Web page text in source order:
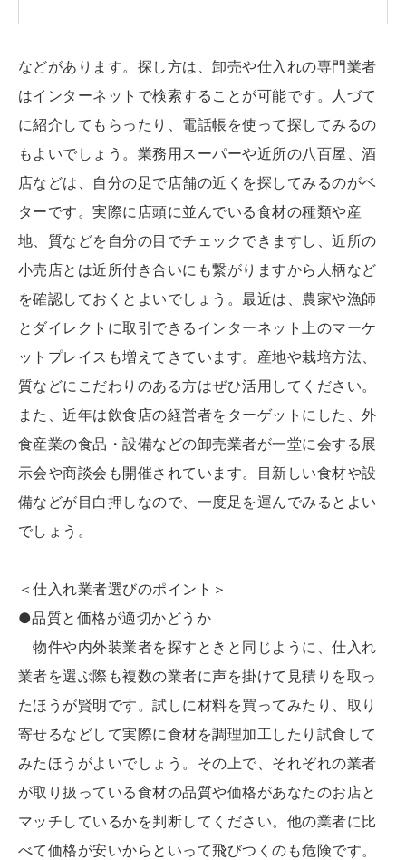
などがあります。探し方は、卸売や仕入れの専門業者
はインターネットで検索することが可能です。人づて
に紹介してもらったり、電話帳を使って探してみるの
もよいでしょう。業務用スーパーや近所の八百屋、酒
店などは、自分の足で店舗の近くを探してみるのがベ
ターです。実際に店頭に並んでいる食材の種類や産
地、質などを自分の目でチェックできますし、近所の
小売店とは近所付き合いにも繋がりますから人柄など
を確認しておくとよいでしょう。最近は、農家や漁師
とダイレクトに取引できるインターネット上のマーケ
ットプレイスも増えてきています。産地や栽培方法、
質などにこだわりのある方はぜひ活用してください。
また、近年は飲食店の経営者をターゲットにした、外
食産業の食品・設備などの卸売業者が一堂に会する展
示会や商談会も開催されています。目新しい食材や設
備などが目白押しなので、一度足を運んでみるとよい
でしょう。
＜仕入れ業者選びのポイント＞
●品質と価格が適切かどうか
物件や内外装業者を探すときと同じように、仕入れ
業者を選ぶ際も複数の業者に声を掛けて見積りを取っ
たほうが賢明です。試しに材料を買ってみたり、取り
寄せるなどして実際に食材を調理加工したり試食して
みたほうがよいでしょう。その上で、それぞれの業者
が取り扱っている食材の品質や価格があなたのお店と
マッチしているかを判断してください。他の業者に比
べて価格が安いからといって飛びつくのも危険です。